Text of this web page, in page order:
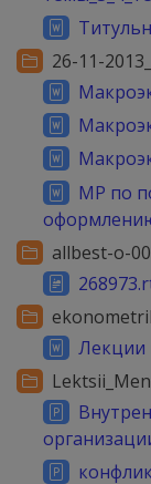
26-11-
МР по
allbest-o-
Лекции